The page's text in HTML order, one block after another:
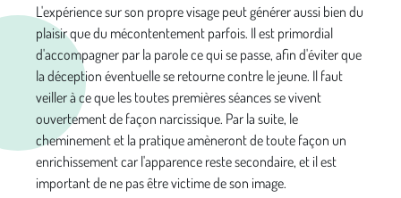
L'expérience sur son propre visage peut générer aussi bien du
plaisir que du mécontentement parfois. Il est primordial
d'accompagner par la parole ce qui se passe, afin d'éviter que
la déception éventuelle se retourne contre le jeune. Il faut
veiller à ce que les toutes premières séances se vivent
ouvertement de façon narcissique. Par la suite, le
cheminement et la pratique amèneront de toute façon un
enrichissement car l'apparence reste secondaire, et il est
important de ne pas être victime de son image.